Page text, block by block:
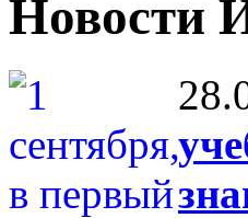
Новости